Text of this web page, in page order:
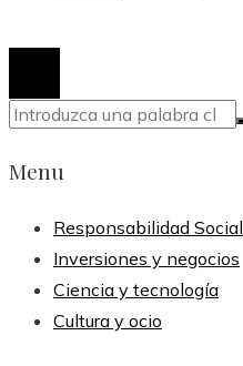
Menu
Responsabilidad Social
Inversiones y negocios
Ciencia y tecnología
Cultura y ocio